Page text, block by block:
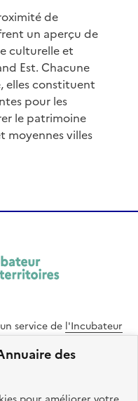
des
de
un aperçu de
culturelle et
Est. Chacune
elles constituent
pour les
le patrimoine
moyennes villes
service de l'Incubateur
source de ce site web
de ce site est conçu